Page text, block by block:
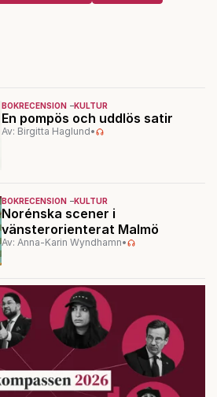
BOKRECENSION KULTUR
En pompös och uddlös satir
Av: Birgitta Haglund•
BOKRECENSION KULTUR
Norénska scener i
vänsterorienterat Malmö
Av: Anna-Karin Wyndhamn•